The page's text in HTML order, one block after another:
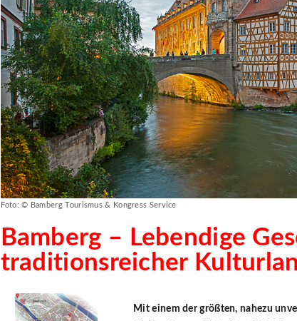
Foto: © Bamberg Tourismus & Kongress Service
Bamberg – Lebendige
traditionsreicher
Mit einem der größten, nahezu